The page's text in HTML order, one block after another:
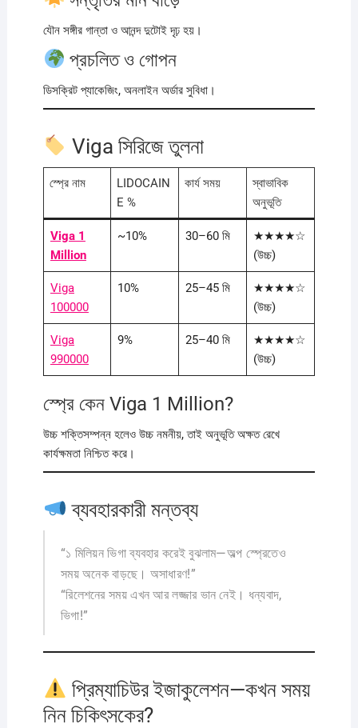
যৌন সঙ্গীর গান্‌তা ও আনন্দ দুটোই দৃঢ় হয়।
প্রচলিত ও গোপন
ডিসক্রিট প্যাকেজিং, অনলাইন অর্ডার সুবিধা।
Viga সিরিজে তুলনা
স্প্রে নাম
LIDOCAIN
E %
কার্য সময়
স্বাভাবিক
অনুভূতি
Viga 1
Million
~10% 30–60 মি
★★★★☆
(উচ্চ)
Viga
100000
10% 25–45 মি
★★★★☆
(উচ্চ)
Viga
990000
9% 25–40 মি
★★★★☆
(উচ্চ)
স্প্রে কেন Viga 1 Million?
উচ্চ শক্তিসম্পন্ন হলেও উচ্চ নমনীয়, তাই অনুভূতি অক্ষত রেখে
কার্যক্ষমতা নিশ্চিত করে।
ব্যবহারকারী মন্তব্য
“১ মিলিয়ন ভিগা ব্যবহার করেই বুঝলাম—অল্প স্প্রেতেও
সময় অনেক বাড়ছে। অসাধারণ!”
“রিলেশনের সময় এখন আর লজ্জার ভান নেই। ধন্যবাদ,
ভিগা!”
প্রিম্যাচিউর ইজাকুলেশন—কখন সময়
নিন চিকিৎসকের?